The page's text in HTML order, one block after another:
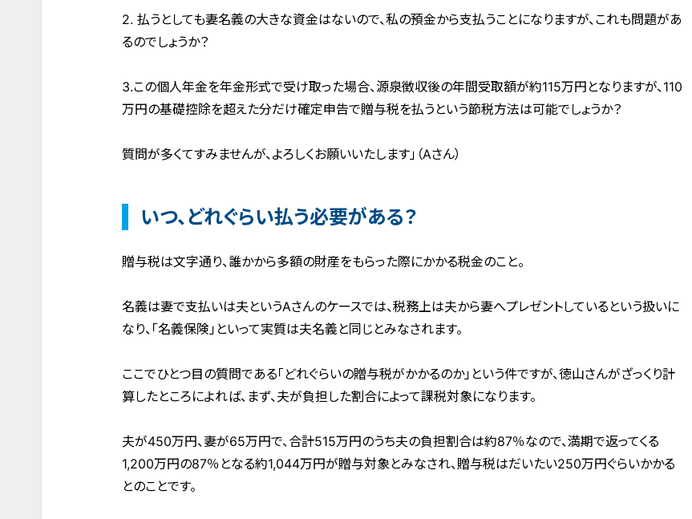
2. 払うとしても妻名義の大きな資金はないので、私の預金から支払うことになりますが、これも問題があ
るのでしょうか？
3.この個人年金を年金形式で受け取った場合、源泉徴収後の年間受取額が約115万円となりますが、110
万円の基礎控除を超えた分だけ確定申告で贈与税を払うという節税方法は可能でしょうか？
質問が多くてすみませんが、よろしくお願いいたします」（Aさん）
いつ、どれぐらい払う必要がある？
贈与税は文字通り、誰かから多額の財産をもらった際にかかる税金のこと。
名義は妻で支払いは夫というAさんのケースでは、税務上は夫から妻へプレゼントしているという扱いに
なり、「名義保険」といって実質は夫名義と同じとみなされます。
ここでひとつ目の質問である「どれぐらいの贈与税がかかるのか」という件ですが、徳山さんがざっくり計
算したところによれば、まず、夫が負担した割合によって課税対象になります。
夫が450万円、妻が65万円で、合計515万円のうち夫の負担割合は約87％なので、満期で返ってくる
1,200万円の87％となる約1,044万円が贈与対象とみなされ、贈与税はだいたい250万円ぐらいかかる
とのことです。